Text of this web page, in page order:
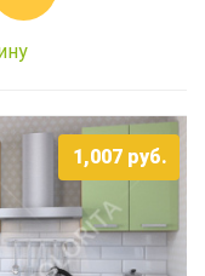
1,007 руб.